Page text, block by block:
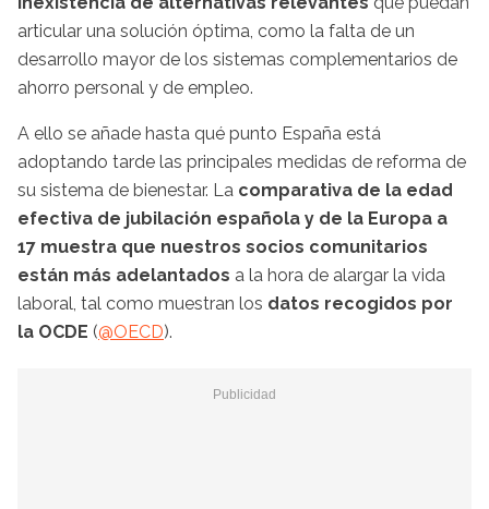
articular una solución óptima, como la falta de un
desarrollo mayor de los sistemas complementarios de
ahorro personal y de empleo.
A ello se añade hasta qué punto España está
adoptando tarde las principales medidas de reforma de
su sistema de bienestar. La comparativa de la edad
efectiva de jubilación española y de la Europa a
17 muestra que nuestros socios comunitarios
están más adelantados a la hora de alargar la vida
laboral, tal como muestran los datos recogidos por
la OCDE (@OECD).